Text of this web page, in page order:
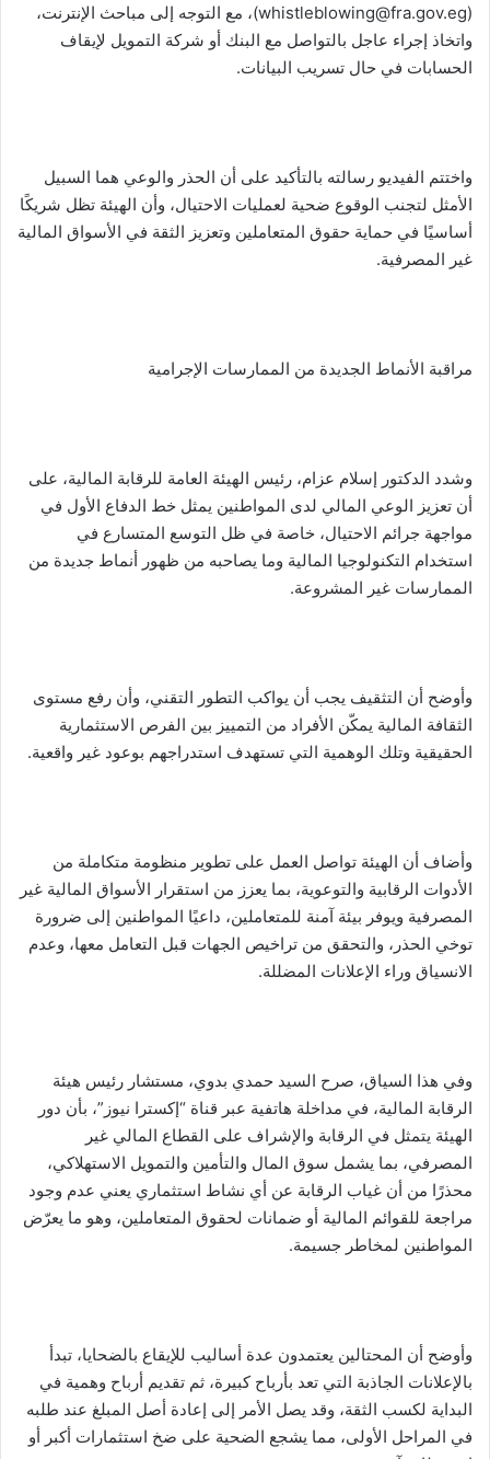
(whistleblowing@fra.gov.eg)، مع التوجه إلى مباحث الإنترنت،
واتخاذ إجراء عاجل بالتواصل مع البنك أو شركة التمويل لإيقاف
الحسابات في حال تسريب البيانات.
واختتم الفيديو رسالته بالتأكيد على أن الحذر والوعي هما السبيل
الأمثل لتجنب الوقوع ضحية لعمليات الاحتيال، وأن الهيئة تظل شريكًا
أساسيًا في حماية حقوق المتعاملين وتعزيز الثقة في الأسواق المالية
غير المصرفية.
مراقبة الأنماط الجديدة من الممارسات الإجرامية
وشدد الدكتور إسلام عزام، رئيس الهيئة العامة للرقابة المالية، على
أن تعزيز الوعي المالي لدى المواطنين يمثل خط الدفاع الأول في
مواجهة جرائم الاحتيال، خاصة في ظل التوسع المتسارع في
استخدام التكنولوجيا المالية وما يصاحبه من ظهور أنماط جديدة من
الممارسات غير المشروعة.
وأوضح أن التثقيف يجب أن يواكب التطور التقني، وأن رفع مستوى
الثقافة المالية يمكّن الأفراد من التمييز بين الفرص الاستثمارية
الحقيقية وتلك الوهمية التي تستهدف استدراجهم بوعود غير واقعية.
وأضاف أن الهيئة تواصل العمل على تطوير منظومة متكاملة من
الأدوات الرقابية والتوعوية، بما يعزز من استقرار الأسواق المالية غير
المصرفية ويوفر بيئة آمنة للمتعاملين، داعيًا المواطنين إلى ضرورة
توخي الحذر، والتحقق من تراخيص الجهات قبل التعامل معها، وعدم
الانسياق وراء الإعلانات المضللة.
وفي هذا السياق، صرح السيد حمدي بدوي، مستشار رئيس هيئة
الرقابة المالية، في مداخلة هاتفية عبر قناة “إكسترا نيوز”، بأن دور
الهيئة يتمثل في الرقابة والإشراف على القطاع المالي غير
المصرفي، بما يشمل سوق المال والتأمين والتمويل الاستهلاكي،
محذرًا من أن غياب الرقابة عن أي نشاط استثماري يعني عدم وجود
مراجعة للقوائم المالية أو ضمانات لحقوق المتعاملين، وهو ما يعرّض
المواطنين لمخاطر جسيمة.
وأوضح أن المحتالين يعتمدون عدة أساليب للإيقاع بالضحايا، تبدأ
بالإعلانات الجاذبة التي تعد بأرباح كبيرة، ثم تقديم أرباح وهمية في
البداية لكسب الثقة، وقد يصل الأمر إلى إعادة أصل المبلغ عند طلبه
في المراحل الأولى، مما يشجع الضحية على ضخ استثمارات أكبر أو